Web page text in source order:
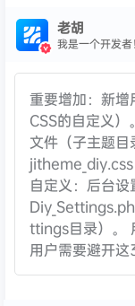
老胡
我是一个开发者
重要增加：新增
CSS的自定义
文件（子主题
自定义：后台设
ttings目录）。
用户需要避开这